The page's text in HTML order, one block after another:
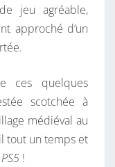
jeu agréable,
approché d’un
ces quelques
scotchée à
médiéval au
tout un temps et
PS5 !